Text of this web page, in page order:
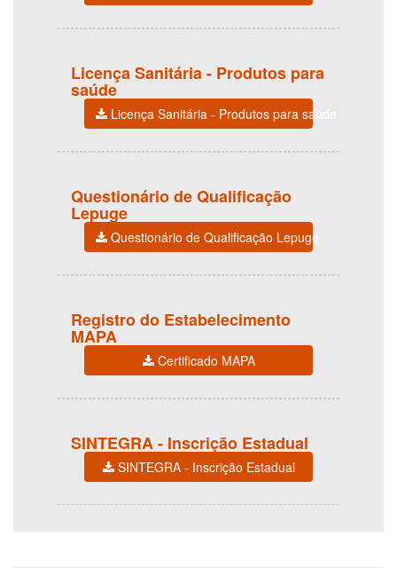
Licença Sanitária - Produtos para
saúde
Licença Sanitária - Produtos para saúde
Questionário de Qualificação
Lepuge
Questionário de Qualificação Lepuge
Registro do Estabelecimento
MAPA
Certificado MAPA
SINTEGRA - Inscrição Estadual
SINTEGRA - Inscrição Estadual